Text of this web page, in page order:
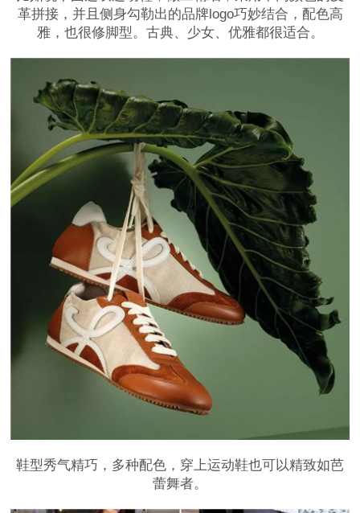
革拼接，并且侧身勾勒出的品牌logo巧妙结合，配色高
雅，也很修脚型。古典、少女、优雅都很适合。
鞋型秀气精巧，多种配色，穿上运动鞋也可以精致如芭
蕾舞者。